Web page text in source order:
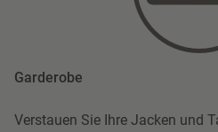
Garderobe
Verstauen Sie Ihre Jacken und